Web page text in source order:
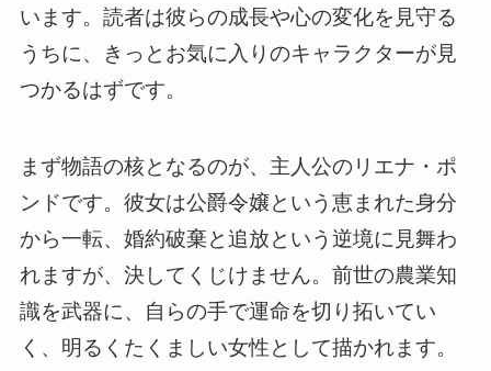
います。読者は彼らの成長や心の変化を見守る
うちに、きっとお気に入りのキャラクターが見
つかるはずです。
まず物語の核となるのが、主人公のリエナ・ポ
ンドです。彼女は公爵令嬢という恵まれた身分
から一転、婚約破棄と追放という逆境に見舞わ
れますが、決してくじけません。前世の農業知
識を武器に、自らの手で運命を切り拓いてい
く、明るくたくましい女性として描かれます。